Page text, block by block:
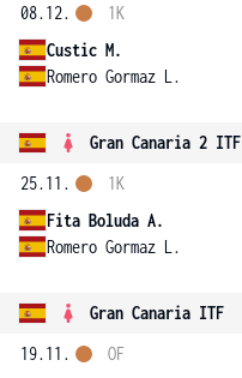
08.12.
Custic M.
Romero Gormaz L.
1K
Gran Canaria 2 ITF
25.11.
Fita Boluda A.
Romero Gormaz L.
1K
Gran Canaria ITF
19.11.
OF